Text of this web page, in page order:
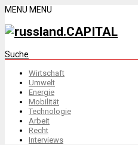
MENU MENU
Suche
Wirtschaft
Umwelt
Energie
Mobilität
Technologie
Arbeit
Recht
Interviews